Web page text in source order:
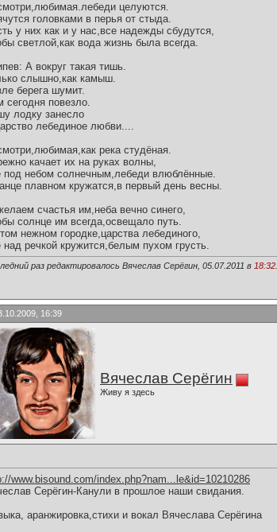
целуются.
головками в перья от стыда.
у них как и у нас,все надежды сбудутся,
светлой,как вода жизнь была всегда.
А вокруг такая тишь.
слышно,как камыш.
берега шумит.
сегодня повезло.
лодку занесло
лебединое любви....
река студёная.
качает их на руках волны,
под небом солнечным,лебеди влюблённые.
плавном кружатся,в первый день весны.
счастья им,неба вечно синего,
солнце им всегда,освещало путь.
нежном городке,царства лебединого,
над речкой кружится,белым пухом грусть.
раз редактировалось Вячеслав Серёгин, 05.07.2011 в 18:32
16:39
Вячеслав Серёгин
Живу я здесь
www.bisound.com/index.php?nam...le&id=10210286
Серёгин-Канули в прошлое наши свидания.
аранжировка,стихи и вокал Вячеслава Серёгина